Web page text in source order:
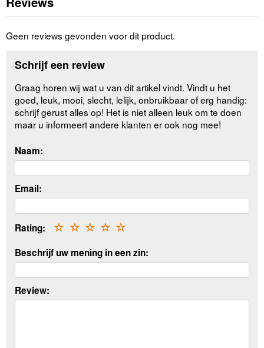
Geen reviews gevonden voor dit product.
Schrijf een review
Graag horen wij wat u van dit artikel vindt. Vindt u het
goed, leuk, mooi, slecht, lelijk, onbruikbaar of erg handig:
schrijf gerust alles op! Het is niet alleen leuk om te doen
maar u informeert andere klanten er ook nog mee!
Naam:
Email:
Rating: ☆
☆
☆
☆
☆
Beschrijf uw mening in een zin:
Review: